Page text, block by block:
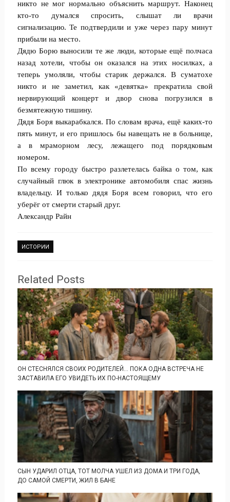
никто не мог нормально объяснить маршрут. Наконец
кто-то думался спросить, слышат ли врачи
сигнализацию. Те подтвердили и уже через пару минут
прибыли на место.
Дядю Борю выносили те же люди, которые ещё полчаса
назад хотели, чтобы он оказался на этих носилках, а
теперь умоляли, чтобы старик держался. В суматохе
никто и не заметил, как «девятка» прекратила свой
нервирующий концерт и двор снова погрузился в
безмятежную тишину.
Дядя Боря выкарабкался. По словам врача, ещё каких-то
пять минут, и его пришлось бы навещать не в больнице,
а в мраморном лесу, лежащего под порядковым
номером.
По всему городу быстро разлетелась байка о том, как
случайный глюк в электронике автомобиля спас жизнь
владельцу. И только дядя Боря всем говорил, что его
уберёг от смерти старый друг.
Александр Райн
ИСТОРИИ
Related Posts
ОН СТЕСНЯЛСЯ СВОИХ РОДИТЕЛЕЙ… ПОКА ОДНА ВСТРЕЧА НЕ
ЗАСТАВИЛА ЕГО УВИДЕТЬ ИХ ПО-НАСТОЯЩЕМУ
СЫН УДАРИЛ ОТЦА, ТОТ МОЛЧА УШЕЛ ИЗ ДОМА И ТРИ ГОДА,
ДО САМОЙ СМЕРТИ, ЖИЛ В БАНЕ